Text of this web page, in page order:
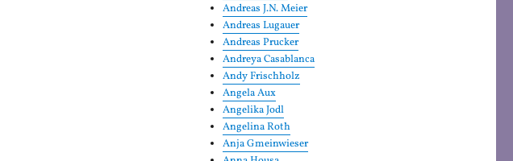
Andreas J.N. Meier
Andreas Lugauer
Andreas Prucker
Andreya Casablanca
Andy Frischholz
Angela Aux
Angelika Jodl
Angelina Roth
Anja Gmeinwieser